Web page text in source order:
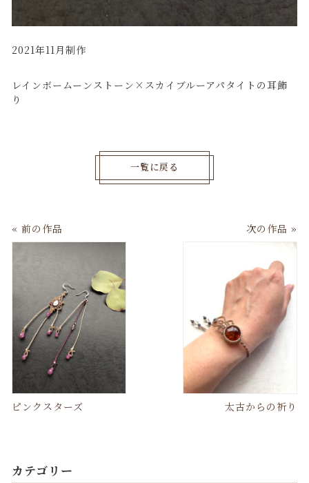
2021年11月制作
レインボームーンストーン×スカイブルーアパタイトの耳飾
り
一覧に戻る
« 前の作品
ピンクスターズ
次の作品 »
太古からの祈り
カテゴリー